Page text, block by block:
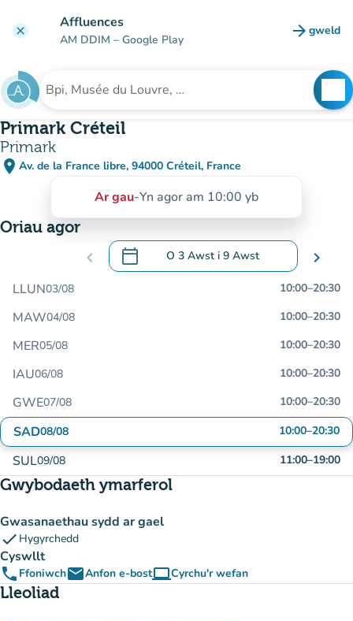
clear Affluences
AM DDIM – Google Play arrow_forward gweld
(tab
Chwilio am sefydliad
Primark Créteil
Primark
place Av. de la France libre, 94000 Créteil, France
(agor yn Google Maps)
(tab newydd)
Ar gau-Yn agor am 10:00 yb
Oriau agor
chevron_left calendar_today O 3 Awst i 9 Awst
.Agor y calendr i newid dyddiadau chevron_right
LLUN03/08 10:00–20:30
MAW04/08 10:00–20:30
MER05/08 10:00–20:30
IAU06/08 10:00–20:30
GWE07/08 10:00–20:30
SAD08/08 10:00–20:30
SUL09/08 11:00–19:00
Gwybodaeth ymarferol
Gwasanaethau sydd ar gael
check Hygyrchedd
Cyswllt
phone FfoniwchemailAnfon e-bostcomputerCyrchu'r wefan
(tab newydd)
Lleoliad